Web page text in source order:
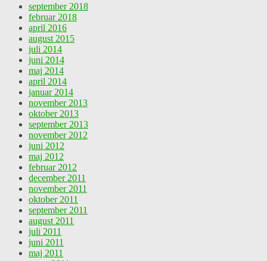
september 2018
februar 2018
april 2016
august 2015
juli 2014
juni 2014
maj 2014
april 2014
januar 2014
november 2013
oktober 2013
september 2013
november 2012
juni 2012
maj 2012
februar 2012
december 2011
november 2011
oktober 2011
september 2011
august 2011
juli 2011
juni 2011
maj 2011